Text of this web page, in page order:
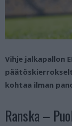
Vihje jalkapallon
kohtaa ilman
Ranska –